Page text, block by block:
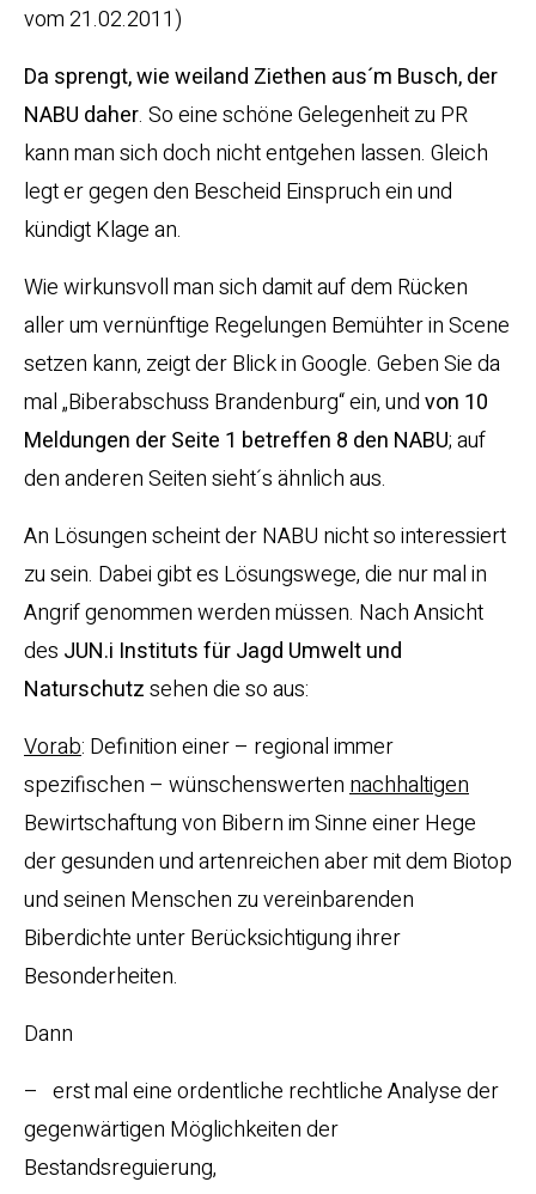
vom 21.02.2011)
Da sprengt, wie weiland Ziethen aus´m Busch, der
NABU daher. So eine schöne Gelegenheit zu PR
kann man sich doch nicht entgehen lassen. Gleich
legt er gegen den Bescheid Einspruch ein und
kündigt Klage an.
Wie wirkunsvoll man sich damit auf dem Rücken
aller um vernünftige Regelungen Bemühter in Scene
setzen kann, zeigt der Blick in Google. Geben Sie da
mal „Biberabschuss Brandenburg“ ein, undvon 10
Meldungen der Seite 1 betreffen 8 den NABU; auf
den anderen Seiten sieht´s ähnlich aus.
An Lösungen scheint der NABU nicht so interessiert
zu sein. Dabei gibt es Lösungswege, die nur mal in
Angrif genommen werden müssen. Nach Ansicht
des JUN.i Instituts für Jagd Umwelt und
Naturschutzsehen die so aus:
Vorab: Definition einer – regional immer
spezifischen – wünschenswertennachhaltigen
Bewirtschaftung von Bibern im Sinne einer Hege
der gesunden und artenreichen aber mit dem Biotop
und seinen Menschen zu vereinbarenden
Biberdichte unter Berücksichtigung ihrer
Besonderheiten.
Dann
– erst mal eine ordentliche rechtliche Analyse der
gegenwärtigen Möglichkeiten der
Bestandsreguierung,